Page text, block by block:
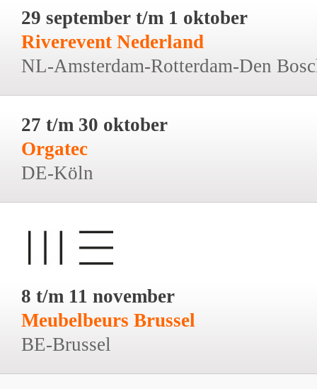
29 september t/m 1 oktober
Riverevent Nederland
NL-Amsterdam-Rotterdam-Den
27 t/m 30 oktober
Orgatec
DE-Köln
8 t/m 11 november
Meubelbeurs Brussel
BE-Brussel